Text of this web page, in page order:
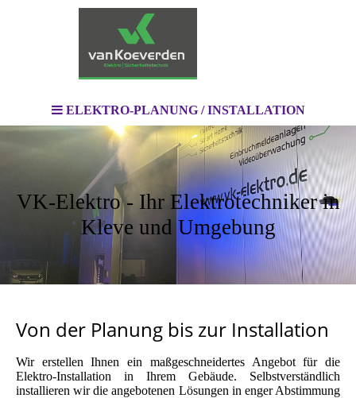
ELEKTRO-PLANUNG / INSTALLATION
VK-Elektro - Ihr Elektrotechniker in
Kleve und Umgebung
Von der Planung bis zur Installation
Wir erstellen Ihnen ein maßgeschneidertes Angebot für die
Elektro-Installation in Ihrem Gebäude. Selbstverständlich
installieren wir die angebotenen Lösungen in enger Abstimmung